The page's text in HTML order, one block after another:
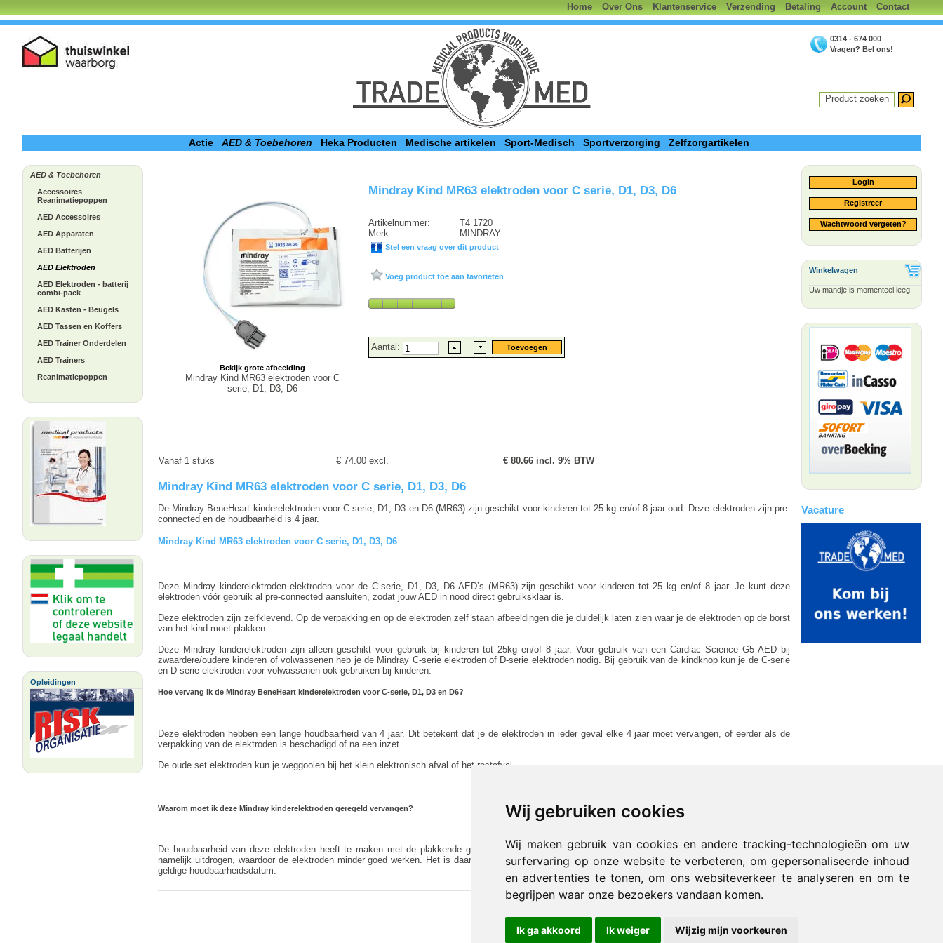
Wij gebruiken cookies
Wij maken gebruik van cookies en andere tracking-technologieën om uw
surfervaring op onze website te verbeteren, om gepersonaliseerde inhoud
en advertenties te tonen, om ons websiteverkeer te analyseren en om te
begrijpen waar onze bezoekers vandaan komen.
Ik ga akkoord Ik weiger Wijzig mijn voorkeuren
Home Over Ons Klantenservice Verzending Betaling Account Contact
0314 - 674 000
Vragen? Bel ons!
Product zoeken
Actie AED & Toebehoren Heka Producten Medische artikelen Sport-Medisch Sportverzorging Zelfzorgartikelen
AED & Toebehoren
Accessoires
Reanimatiepoppen
AED Accessoires
AED Apparaten
AED Batterijen
AED Elektroden
AED Elektroden - batterij
combi-pack
AED Kasten - Beugels
AED Tassen en Koffers
AED Trainer Onderdelen
AED Trainers
Reanimatiepoppen
Opleidingen
Login
Registreer
Wachtwoord vergeten?
Winkelwagen
Uw mandje is momenteel leeg.
Vacature
Bekijk grote afbeelding
Mindray Kind MR63 elektroden voor C
serie, D1, D3, D6
Mindray Kind MR63 elektroden voor C serie, D1, D3, D6
Artikelnummer:
Merk:
T4 1720
MINDRAY
Stel een vraag over dit product
Voeg product toe aan favorieten
Aantal:
Vanaf 1 stuks € 74.00 excl. € 80.66 incl. 9% BTW
Mindray Kind MR63 elektroden voor C serie, D1, D3, D6
De Mindray BeneHeart kinderelektroden voor C-serie, D1, D3 en D6 (MR63) zijn geschikt voor kinderen tot 25 kg en/of 8 jaar oud. Deze elektroden zijn pre-
connected en de houdbaarheid is 4 jaar.
Mindray Kind MR63 elektroden voor C serie, D1, D3, D6
Deze Mindray kinderelektroden elektroden voor de C-serie, D1, D3, D6 AED’s (MR63) zijn geschikt voor kinderen tot 25 kg en/of 8 jaar. Je kunt deze
elektroden vóór gebruik al pre-connected aansluiten, zodat jouw AED in nood direct gebruiksklaar is.
Deze elektroden zijn zelfklevend. Op de verpakking en op de elektroden zelf staan afbeeldingen die je duidelijk laten zien waar je de elektroden op de borst
van het kind moet plakken.
Deze Mindray kinderelektroden zijn alleen geschikt voor gebruik bij kinderen tot 25kg en/of 8 jaar. Voor gebruik van een Cardiac Science G5 AED bij
zwaardere/oudere kinderen of volwassenen heb je de Mindray C-serie elektroden of D-serie elektroden nodig. Bij gebruik van de kindknop kun je de C-serie
en D-serie elektroden voor volwassenen ook gebruiken bij kinderen.
Hoe vervang ik de Mindray BeneHeart kinderelektroden voor C-serie, D1, D3 en D6?
Deze elektroden hebben een lange houdbaarheid van 4 jaar. Dit betekent dat je de elektroden in ieder geval elke 4 jaar moet vervangen, of eerder als de
verpakking van de elektroden is beschadigd of na een inzet.
De oude set elektroden kun je weggooien bij het klein elektronisch afval of het restafval.
Waarom moet ik deze Mindray kinderelektroden geregeld vervangen?
De houdbaarheid van deze elektroden heeft te maken met de plakkende gellaag die op de elektroden zit. Deze geleidende gel kan na verloop van tijd
namelijk uitdrogen, waardoor de elektroden minder goed werken. Het is daarom van levensbelang dat jouw AED altijd is voorzien van elektroden met een
geldige houdbaarheidsdatum.